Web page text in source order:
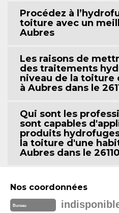
Procédez à
toiture avec un
Aubres
Les raisons de
des traitements
niveau de la toiture
à Aubres dans le
Qui sont les
sont capables
produits
la toiture d'une
Aubres dans le 26110
Nos coordonnées
Bureau